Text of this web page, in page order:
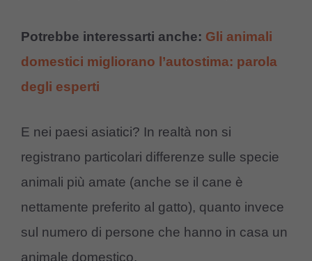
Potrebbe interessarti anche: Gli animali
domestici migliorano l’autostima: parola
degli esperti
E nei paesi asiatici? In realtà non si
registrano particolari differenze sulle specie
animali più amate (anche se il cane è
nettamente preferito al gatto), quanto invece
sul numero di persone che hanno in casa un
animale domestico.